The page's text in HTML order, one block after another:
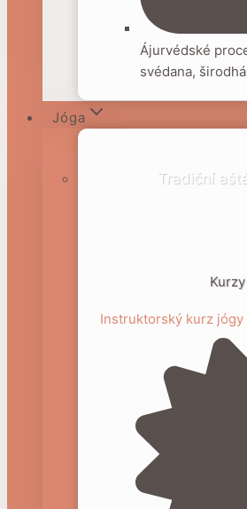
Ájurvédské
svédana,
Jóga
Tradiční
Instruktorský kurz jógy